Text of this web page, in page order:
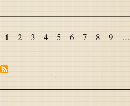
Pagination
Page
1 Page
2 Page
3 Page
4 Page
5 Page
6 Page
7 Page
8 Page
9 …